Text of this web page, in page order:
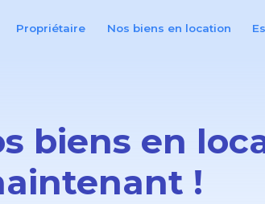
Propriétaire Nos biens en location
biens en
!